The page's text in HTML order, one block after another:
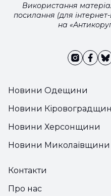
Новини Одещини
Новини
Новини Херсонщини
Новини Миколаївщини
Використання
посилання (для
на
Контакти
Про нас